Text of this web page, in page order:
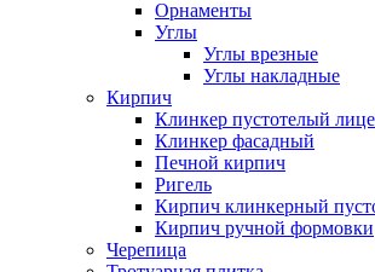
Орнаменты
Углы
Углы врезные
Углы накладные
Кирпич
Клинкер пустотелый
Клинкер фасадный
Печной кирпич
Ригель
Кирпич клинкерный
Кирпич ручной формовки
Черепица